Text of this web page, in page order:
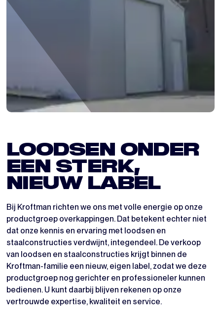
LOODSEN ONDER
EEN STERK,
NIEUW LABEL
Bij Kroftman richten we ons met volle energie op onze
productgroep overkappingen. Dat betekent echter niet
dat onze kennis en ervaring met loodsen en
staalconstructies verdwijnt, integendeel. De verkoop
van loodsen en staalconstructies krijgt binnen de
Kroftman-familie een nieuw, eigen label, zodat we deze
productgroep nog gerichter en professioneler kunnen
bedienen. U kunt daarbij blijven rekenen op onze
vertrouwde expertise, kwaliteit en service.